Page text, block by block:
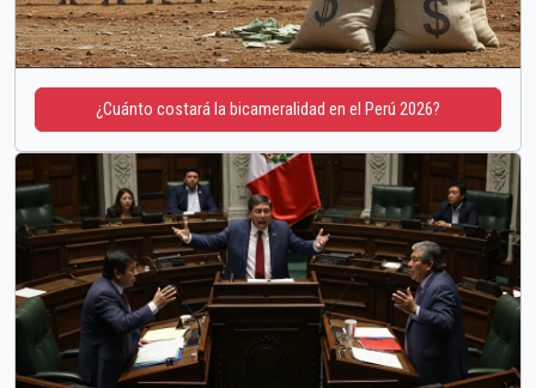
¿Cuánto costará la bicameralidad en el Perú 2026?